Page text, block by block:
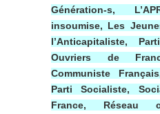
Génération-s,
insoumise, Les
l’Anticapitaliste,
Ouvriers de
Communiste
Parti Socialiste,
France, Réseau